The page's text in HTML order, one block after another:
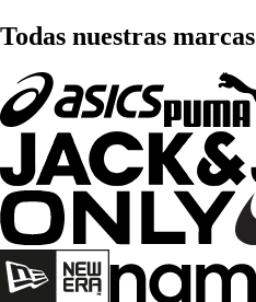
Todas nuestras marcas